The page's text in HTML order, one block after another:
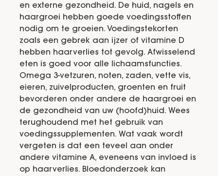
en externe gezondheid. De huid, nagels en
haargroei hebben goede voedingsstoffen
nodig om te groeien. Voedingstekorten
zoals een gebrek aan ijzer of vitamine D
hebben haarverlies tot gevolg. Afwisselend
eten is goed voor alle lichaamsfuncties.
Omega 3-vetzuren, noten, zaden, vette vis,
eieren, zuivelproducten, groenten en fruit
bevorderen onder andere de haargroei en
de gezondheid van uw (hoofd)huid. Wees
terughoudend met het gebruik van
voedingssupplementen. Wat vaak wordt
vergeten is dat een teveel aan onder
andere vitamine A, eveneens van invloed is
op haarverlies. Bloedonderzoek kan